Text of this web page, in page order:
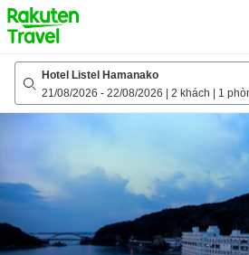
to
top
page
Hotel Listel Hamanako
21/08/2026 - 22/08/2026 2 khách 1